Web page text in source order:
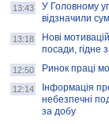
13:43
У Головному
відзначили
13:18
Нові
посади, гідне
12:50 Ринок праці
12:14
Інформація
небезпечні
за добу